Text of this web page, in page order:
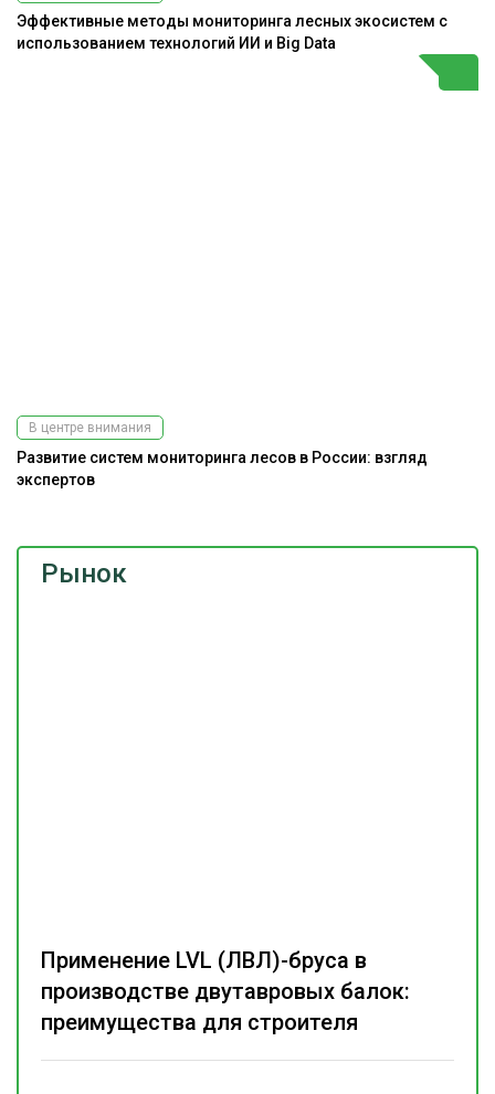
Рынок
Применение LVL (ЛВЛ)-бруса в
производстве двутавровых балок:
преимущества для строителя
Эффективные методы мониторинга лесных экосистем с
использованием технологий ИИ и Big Data
В центре внимания
Развитие систем мониторинга лесов в России: взгляд
экспертов